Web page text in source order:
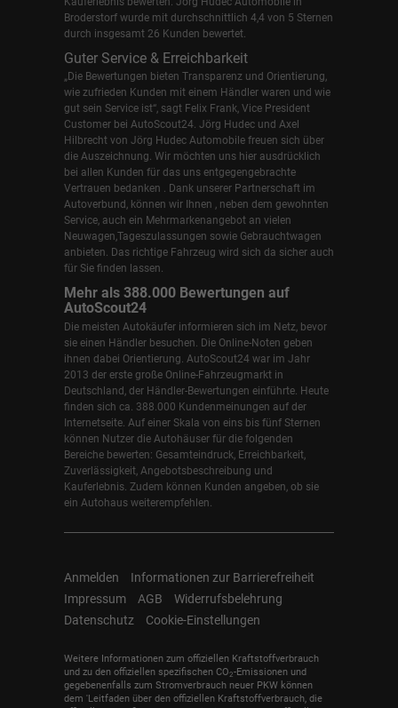
Broderstorf wurde mit durchschnittlich 4,4 von 5 Sternen
durch insgesamt 26 Kunden bewertet.
Guter Service & Erreichbarkeit
„Die Bewertungen bieten Transparenz und Orientierung,
wie zufrieden Kunden mit einem Händler waren und wie
gut sein Service ist“, sagt Felix Frank, Vice President
Customer bei AutoScout24. Jörg Hudec und Axel
Hilbrecht von Jörg Hudec Automobile freuen sich über
die Auszeichnung. Wir möchten uns hier ausdrücklich
bei allen Kunden für das uns entgegengebrachte
Vertrauen bedanken . Dank unserer Partnerschaft im
Autoverbund, können wir Ihnen , neben dem gewohnten
Service, auch ein Mehrmarkenangebot an vielen
Neuwagen,Tageszulassungen sowie Gebrauchtwagen
anbieten. Das richtige Fahrzeug wird sich da sicher auch
für Sie finden lassen.
Mehr als 388.000 Bewertungen auf
AutoScout24
Die meisten Autokäufer informieren sich im Netz, bevor
sie einen Händler besuchen. Die Online-Noten geben
ihnen dabei Orientierung. AutoScout24 war im Jahr
2013 der erste große Online-Fahrzeugmarkt in
Deutschland, der Händler-Bewertungen einführte. Heute
finden sich ca. 388.000 Kundenmeinungen auf der
Internetseite. Auf einer Skala von eins bis fünf Sternen
können Nutzer die Autohäuser für die folgenden
Bereiche bewerten: Gesamteindruck, Erreichbarkeit,
Zuverlässigkeit, Angebotsbeschreibung und
Kauferlebnis. Zudem können Kunden angeben, ob sie
ein Autohaus weiterempfehlen.
Anmelden
Informationen zur Barrierefreiheit
Impressum
AGB
Widerrufsbelehrung
Datenschutz
Cookie-Einstellungen
Weitere Informationen zum offiziellen Kraftstoffverbrauch
und zu den offiziellen spezifischen CO2-Emissionen und
gegebenenfalls zum Stromverbrauch neuer PKW können
dem 'Leitfaden über den offiziellen Kraftstoffverbrauch, die